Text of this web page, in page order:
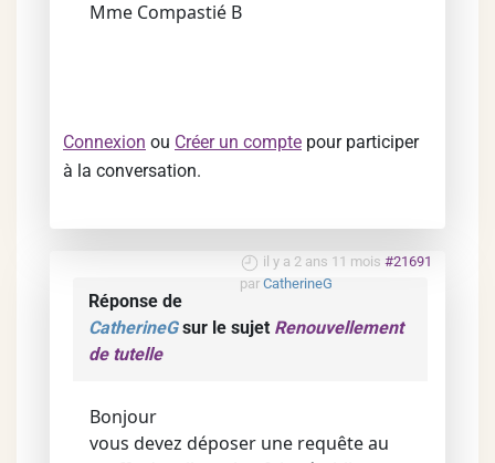
Mme Compastié B
Connexion ou Créer un compte pour participer
à la conversation.
il y a 2 ans 11 mois #21691
par CatherineG
Réponse de
CatherineGsur le sujet Renouvellement
de tutelle
Bonjour
vous devez déposer une requête au